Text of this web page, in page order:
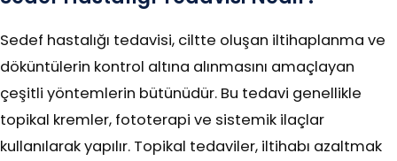
Sedef hastalığı tedavisi, ciltte oluşan iltihaplanma ve
döküntülerin kontrol altına alınmasını amaçlayan
çeşitli yöntemlerin bütünüdür. Bu tedavi genellikle
topikal kremler, fototerapi ve sistemik ilaçlar
kullanılarak yapılır. Topikal tedaviler, iltihabı azaltmak